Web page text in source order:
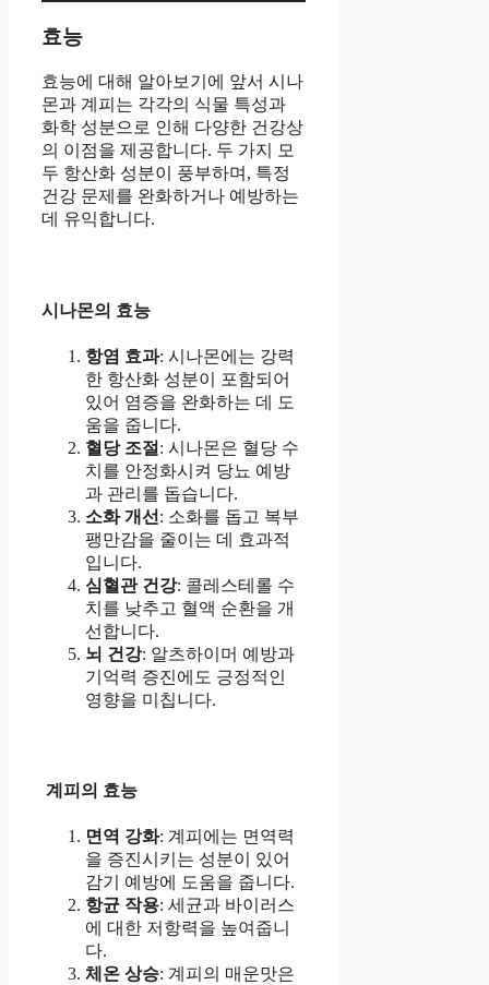
효능
효능에 대해 알아보기에 앞서 시나
몬과 계피는 각각의 식물 특성과
화학 성분으로 인해 다양한 건강상
의 이점을 제공합니다. 두 가지 모
두 항산화 성분이 풍부하며, 특정
건강 문제를 완화하거나 예방하는
데 유익합니다.
시나몬의 효능
항염 효과: 시나몬에는 강력
한 항산화 성분이 포함되어
있어 염증을 완화하는 데 도
움을 줍니다.
혈당 조절 : 시나몬은 혈당 수
치를 안정화시켜 당뇨 예방
과 관리를 돕습니다.
소화 개선 : 소화를 돕고 복부
팽만감을 줄이는 데 효과적
입니다.
심혈관 건강: 콜레스테롤 수
치를 낮추고 혈액 순환을 개
선합니다.
뇌 건강: 알츠하이머 예방과
기억력 증진에도 긍정적인
영향을 미칩니다.
계피의 효능
면역 강화: 계피에는 면역력
을 증진시키는 성분이 있어
감기 예방에 도움을 줍니다.
항균 작용: 세균과 바이러스
에 대한 저항력을 높여줍니
다.
체온 상승: 계피의 매운맛은